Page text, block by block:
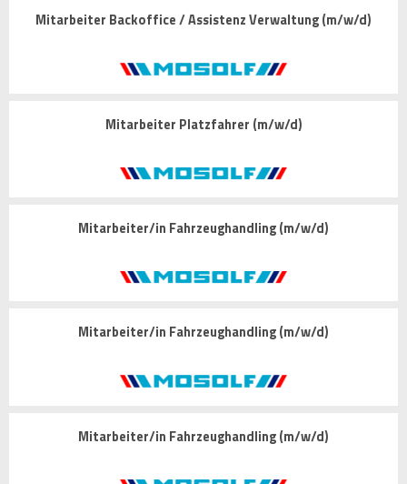
Mitarbeiter Backoffice / Assistenz Verwaltung (m/w/d)
Mitarbeiter Platzfahrer (m/w/d)
Mitarbeiter/in Fahrzeughandling (m/w/d)
Mitarbeiter/in Fahrzeughandling (m/w/d)
Mitarbeiter/in Fahrzeughandling (m/w/d)